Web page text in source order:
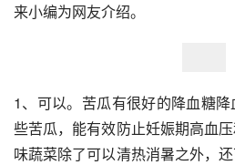
来小编为网友介绍。
1、可以。苦瓜有很好的降血糖
些苦瓜，能有效防止妊娠期高血
味蔬菜除了可以清热消暑之外，